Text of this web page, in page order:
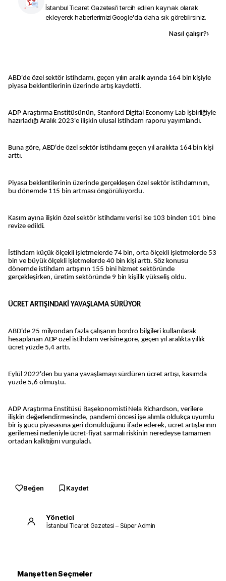
İstanbul Ticaret Gazetesi'i tercih edilen kaynak olarak
ekleyerek haberlerimizi Google'da daha sık görebilirsiniz.
Nasıl çalışır?›
ABD'de özel sektör istihdamı, geçen yılın aralık ayında 164 bin kişiyle
piyasa beklentilerinin üzerinde artış kaydetti.
ADP Araştırma Enstitüsünün, Stanford Digital Economy Lab işbirliğiyle
hazırladığı Aralık 2023'e ilişkin ulusal istihdam raporu yayımlandı.
Buna göre, ABD'de özel sektör istihdamı geçen yıl aralıkta 164 bin kişi
arttı.
Piyasa beklentilerinin üzerinde gerçekleşen özel sektör istihdamının,
bu dönemde 115 bin artması öngörülüyordu.
Kasım ayına ilişkin özel sektör istihdamı verisi ise 103 binden 101 bine
revize edildi.
İstihdam küçük ölçekli işletmelerde 74 bin, orta ölçekli işletmelerde 53
bin ve büyük ölçekli işletmelerde 40 bin kişi arttı. Söz konusu
dönemde istihdam artışının 155 bini hizmet sektöründe
gerçekleşirken, üretim sektöründe 9 bin kişilik yükseliş oldu.
ÜCRET ARTIŞINDAKİ YAVAŞLAMA SÜRÜYOR
ABD'de 25 milyondan fazla çalışanın bordro bilgileri kullanılarak
hesaplanan ADP özel istihdam verisine göre, geçen yıl aralıkta yıllık
ücret yüzde 5,4 arttı.
Eylül 2022'den bu yana yavaşlamayı sürdüren ücret artışı, kasımda
yüzde 5,6 olmuştu.
ADP Araştırma Enstitüsü Başekonomisti Nela Richardson, verilere
ilişkin değerlendirmesinde, pandemi öncesi işe alımla oldukça uyumlu
bir iş gücü piyasasına geri dönüldüğünü ifade ederek, ücret artışlarının
gerilemesi nedeniyle ücret-fiyat sarmalı riskinin neredeyse tamamen
ortadan kalktığını vurguladı.
Beğen Kaydet
Yönetici
İstanbul Ticaret Gazetesi – Süper Admin
Manşetten Seçmeler